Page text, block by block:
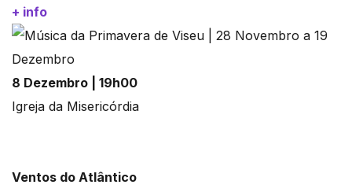
+ info
8 Dezembro | 19h00
Igreja da Misericórdia
Ventos do Atlântico